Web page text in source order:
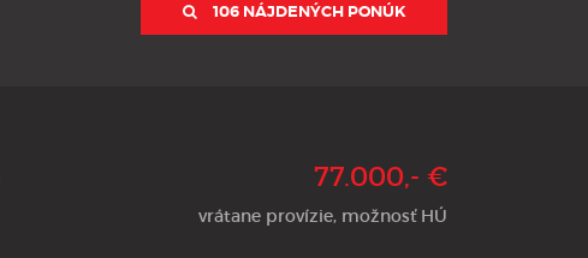
106 NÁJDENÝCH PONÚK
77.000,- €
vrátane provízie, možnosť HÚ